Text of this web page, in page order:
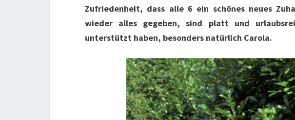
Zufriedenheit, dass alle 6 ein schönes neues
wieder alles gegeben, sind platt und
unterstützt haben, besonders natürlich Carola.